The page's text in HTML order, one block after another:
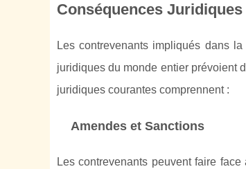
Conséquences Juridiques
Les contrevenants impliqués dans
juridiques du monde entier prévoient
juridiques courantes comprennent :
Amendes et Sanctions
Les contrevenants peuvent faire